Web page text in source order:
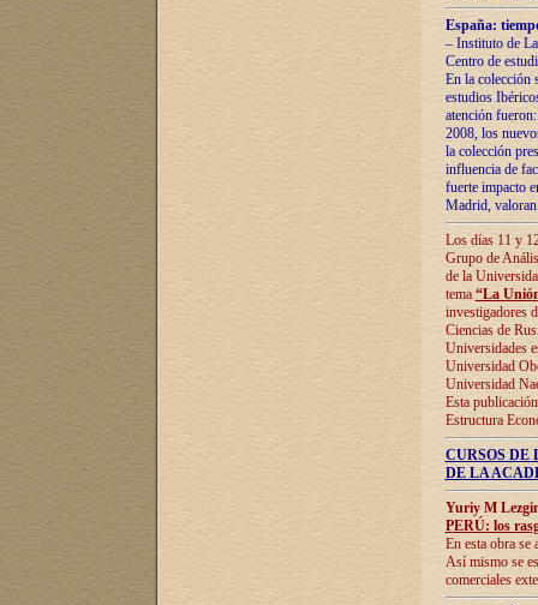
España:
– Instituto de
Centro de
En la colección
estudios
atención
2008, los
la colección
influencia de
fuerte impacto
Madrid,
Los días 11 y
Grupo de
de la
tema “La
investigadores
Ciencias de
Universidades
Universidad
Universidad
Esta
Estructura
CURSOS
DE LA
Yuriy M
PERÚ: los
En esta obra se
Así mismo se
comerciales